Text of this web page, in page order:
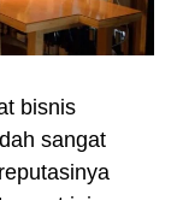
bisnis
sangat